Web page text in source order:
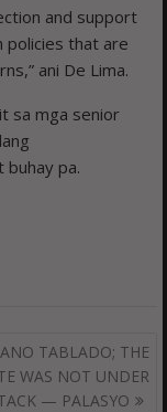
and support
that are
ani De Lima.
sa mga senior
buhay pa.
TABLADO; THE
WAS NOT UNDER
— PALASYO